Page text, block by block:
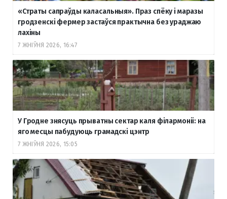
«Страты сапраўды каласальныя». Праз спёку і маразы
гродзенскі фермер застаўся практычна без ураджаю
лахіны
7 ЖНІЎНЯ 2026, 16:47
У Гродне знясуць прыватны сектар каля філармоніі: на
яго месцы пабудуюць грамадскі цэнтр
7 ЖНІЎНЯ 2026, 15:05